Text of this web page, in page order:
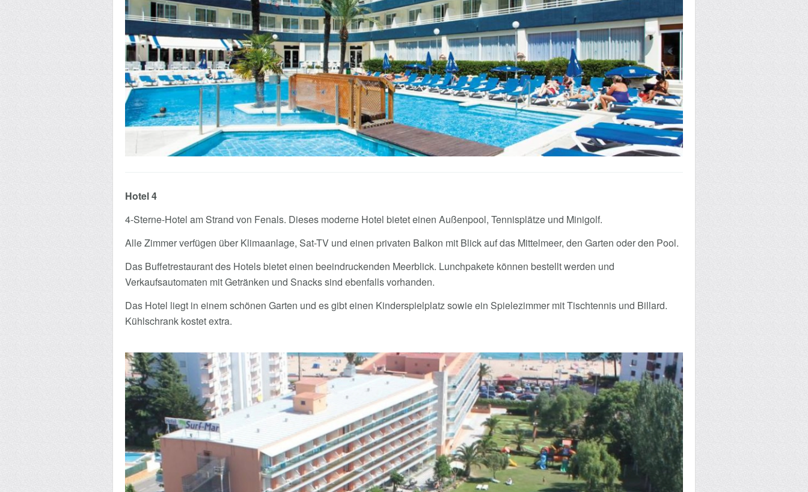
Hotel 4
4-Sterne-Hotel am Strand von Fenals. Dieses moderne Hotel bietet einen Außenpool, Tennisplätze und Minigolf.
Alle Zimmer verfügen über Klimaanlage, Sat-TV und einen privaten Balkon mit Blick auf das Mittelmeer, den Garten oder den Pool.
Das Buffetrestaurant des Hotels bietet einen beeindruckenden Meerblick. Lunchpakete können bestellt werden und
Verkaufsautomaten mit Getränken und Snacks sind ebenfalls vorhanden.
Das Hotel liegt in einem schönen Garten und es gibt einen Kinderspielplatz sowie ein Spielezimmer mit Tischtennis und Billard.
Kühlschrank kostet extra.